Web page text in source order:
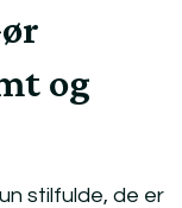
og
stilfulde, de er